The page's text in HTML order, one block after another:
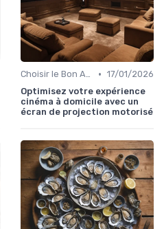
Choisir le Bon Appareil • 17/01/2026
Optimisez votre expérience
cinéma à domicile avec un
écran de projection motorisé